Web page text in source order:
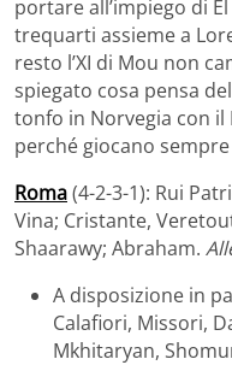
portare all’impiego di
trequarti assieme a
resto l’XI di Mou non
spiegato cosa pensa
tonfo in Norvegia con
perché giocano
Roma(4-2-3-1): Rui
Vina; Cristante,
Shaarawy; Abraham.
A disposizione in
Calafiori, Missori,
Mkhitaryan,